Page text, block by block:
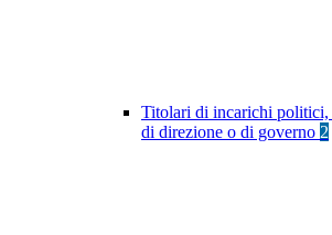
Titolari di incarichi politici,
di direzione o di governo 2